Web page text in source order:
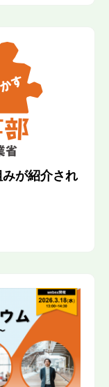
が紹介され